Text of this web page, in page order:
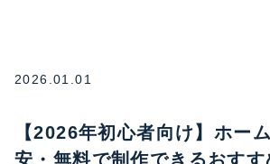
2026.01.01
【2026年初心者向け】ホー
安・無料で制作できるおす